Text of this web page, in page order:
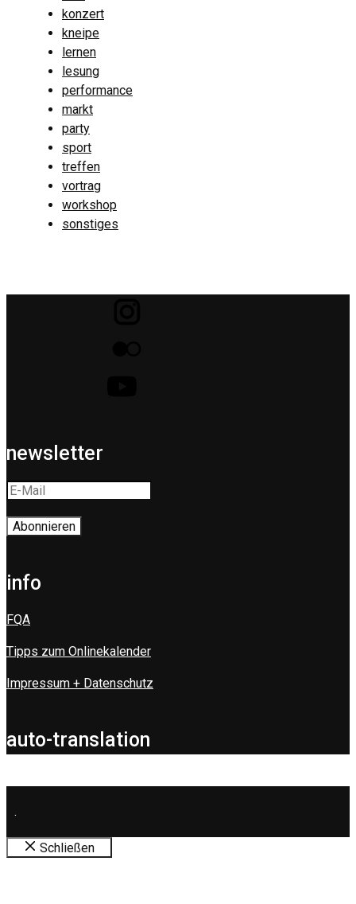
konzert
kneipe
lernen
lesung
performance
markt
party
sport
treffen
vortrag
workshop
sonstiges
newsletter
info
FQA
Tipps zum Onlinekalender
Impressum + Datenschutz
auto-translation
.
Schließen